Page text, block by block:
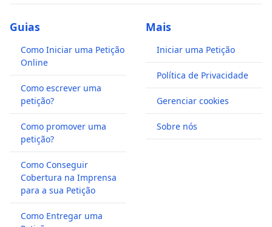
Guias
Como Iniciar uma Petição
Online
Como escrever uma
petição?
Como promover uma
petição?
Como Conseguir
Cobertura na Imprensa
para a sua Petição
Como Entregar uma
Mais
Iniciar uma Petição
Política de Privacidade
Gerenciar cookies
Sobre nós